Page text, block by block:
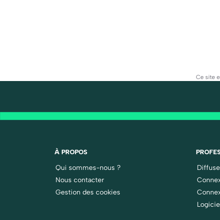
Ce site
À PROPOS
Qui sommes-nous ?
Nous contacter
Gestion des cookies